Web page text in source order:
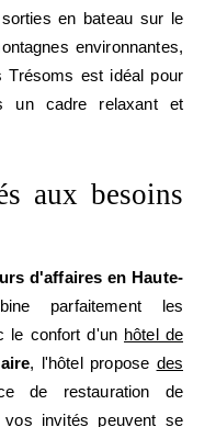
en bateau sur le
environnantes,
Trésoms est idéal pour
un cadre relaxant et
aux besoins
d'affaires en Haute-
parfaitement les
le confort d'un hôtel de
, l'hôtel propose des
de restauration de
vos invités peuvent se